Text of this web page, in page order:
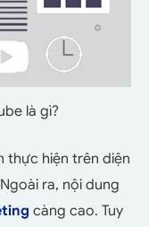
là gì?
thực hiện trên diện
ra, nội dung
càng cao. Tuy